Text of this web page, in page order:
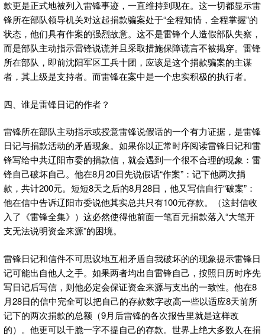
款更是正式地被列入雷锋事迹，一直维持到现在。这一切都显示雷
锋所在部队领导机关对这起捐款骗案处于“全程知情，全程掌握”的
状态，他们具有作案的强烈故意。这不是雷锋个人造假部队失察，
而是部队主动指示雷锋说谎并且采取措施保障谎言不被揭穿。雷锋
所在部队，即前沈阳军区工兵十团，应该是这个捐款骗案的主谋
者，其上级是支持者。而雷锋在案中是一个忠实积极的执行者。
四、谁是雷锋日记的作者？
雷锋所在部队主动指示或授意雷锋说假话的一个有力证据，是雷锋
日记与捐款活动的矛盾现象。如果你以正常时序阅读雷锋日记和雷
锋写给中共辽阳市委的捐款信，就会遇到一个很不合理的现象：雷
锋自己破坏自己。他在8月20日先说假话“作案”：记下他两次捐
款，共计200元。短短8天之后的8月28日，他又写信自行“破案”：
他在信中告诉辽阳市委说他其实总共只有100元存款。（这封信收
入了《雷锋全集》）这必然使得他前面一笔百元捐款落入“大笔开
支无法说明资金来源”的困境。
雷锋日记和信件不可思议地互相矛盾自我破坏的的现象提示雷锋日
记可能出自他人之手。如果两者均出自雷锋自己，按照日历时序先
写日记后写信，则他必定会保证资金来源与支出的一致性。他在8
月28日的信中完全可以把自己的存款数字改高一些以适应8天前所
记下的两次捐款的总额（9月后雷锋的各次报告里就是这样改
的）。他更可以干脆一字不提自己的存款。世界上绝大多数人在捐